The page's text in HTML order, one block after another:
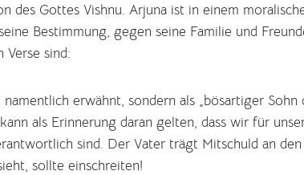
des Gottes Vishnu. Arjuna ist in einem
Bestimmung, gegen seine Familie und
Verse sind:
erwähnt, sondern als „bösartiger Sohn
als Erinnerung daran gelten, dass wir für
sind. Der Vater trägt Mitschuld an
sollte einschreiten!